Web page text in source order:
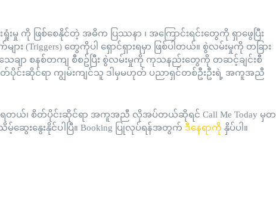
ဖြစ်စေနိုင်တဲ့ အဓိက ပြဿနာ ၊ အကြောင်းရင်းတွေကို ရှာဖွေပြီး
(Triggers) တွေကိုပါ ရှောင်ရှားရမှာ ဖြစ်ပါတယ်။ စွဲလမ်းမှုကို တခြား
သေချာ စနစ်တကျ စီစဥ်ပြီး စွဲလမ်းမှုကို ကုသနည်းတွေကို တဆင့်ချင်းစီ
င်းဆိုင်ရာ ကျွမ်းကျင်သူ ဒါမှမဟုတ် ပညာရှင်တစ်ဦးဦးရဲ့ အကူအညီ
ယ်၊ စိတ်ပိုင်းဆိုင်ရာ အကူအညီ လိုအပ်တယ်ဆိုရင် Call Me Today မှတ
းနွေးနိုင်ပါပြီ။ Booking ပြုလုပ်ရန်အတွက်ဒီနေရာကိုနှိပ်ပါ။